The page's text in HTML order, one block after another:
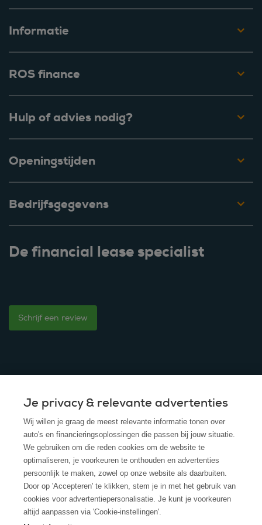
Informatie
ROS finance
Hulp of advies nodig?
Openingstijden
Bedrijfsgegevens
De financial lease specialist
Schrijf een review
© 2025 - ROS Krediet Service
Algemene Voorwaarden
Disclaimer
Privacy Policy
Cookies
Je privacy & relevante advertenties
Wij willen je graag de meest relevante informatie tonen over
auto's en financieringsoplossingen die passen bij jouw situatie.
We gebruiken om die reden cookies om de website te
optimaliseren, je voorkeuren te onthouden en advertenties
persoonlijk te maken, zowel op onze website als daarbuiten.
Door op 'Accepteren' te klikken, stem je in met het gebruik van
cookies voor advertentiepersonalisatie. Je kunt je voorkeuren
altijd aanpassen via 'Cookie-instellingen'.